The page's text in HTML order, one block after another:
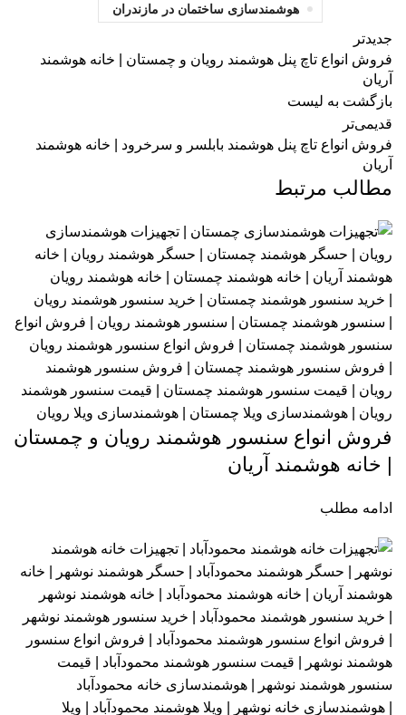
هوشمندسازی ساختمان در مازندران
جدیدتر
فروش انواع تاچ پنل هوشمند رویان و چمستان | خانه هوشمند
آریان
بازگشت به لیست
قدیمی‌تر
فروش انواع تاچ پنل هوشمند بابلسر و سرخرود | خانه هوشمند
آریان
مطالب مرتبط
فروش انواع سنسور هوشمند رویان و چمستان
| خانه هوشمند آریان
ادامه مطلب